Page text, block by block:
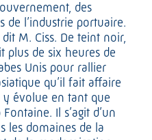
des
de l’industrie portuaire.
M. Ciss. De teint noir,
plus de six heures de
Unis pour rallier
qu’il fait affaire
y évolue en tant que
Il s’agit d’un
les domaines de la